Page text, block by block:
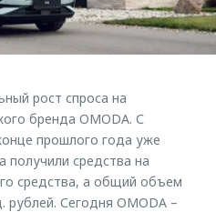
рост спроса на
бренда OMODA. С
прошлого года уже
получили средства на
средства, а общий объем
Сегодня OMODA –